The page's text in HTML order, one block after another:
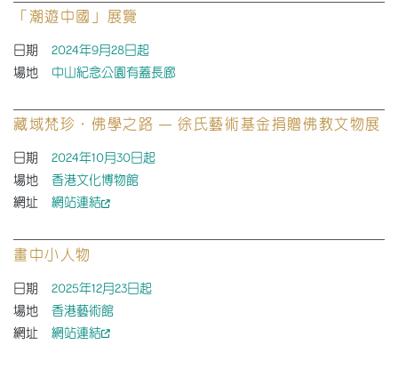
畫中小人物
日期
2025年12月23日起
場地
香港藝術館
網址
網站連結
藏域梵珍．佛學之路 — 徐氏藝術基金捐贈佛教文物展
日期
2024年10月30日起
場地
香港文化博物館
網址
網站連結
「潮遊中國」展覽
日期
2024年9月28日起
場地
中山紀念公園有蓋長廊